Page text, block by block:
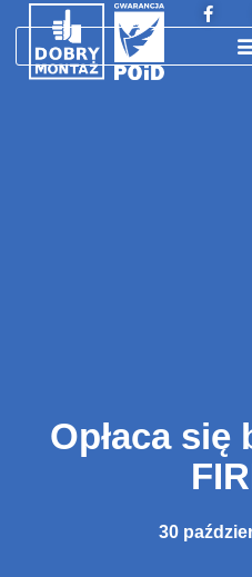
Opłaca się
30